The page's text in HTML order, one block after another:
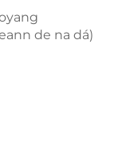
de na dá)